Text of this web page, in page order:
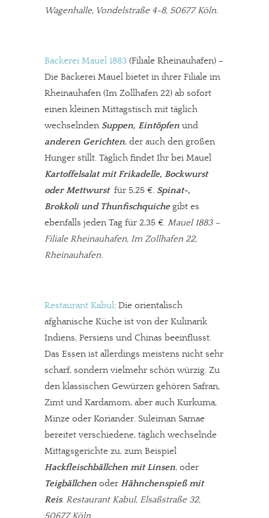
Wagenhalle, Vondelstraße 4-8, 50677 Köln.
Bäckerei Mauel 1883 (Filiale Rheinauhafen) –
Die Bäckerei Mauel bietet in ihrer Filiale im
Rheinauhafen (Im Zollhafen 22) ab sofort
einen kleinen Mittagstisch mit täglich
wechselnden Suppen, Eintöpfen und
anderen Gerichten, der auch den großen
Hunger stillt. Täglich findet Ihr bei Mauel
Kartoffelsalat mit Frikadelle, Bockwurst
oder Mettwurstfür 5,25 €. Spinat-,
Brokkoli und Thunfischquichegibt es
ebenfalls jeden Tag für 2,35 €. Mauel 1883 –
Filiale Rheinauhafen, Im Zollhafen 22,
Rheinauhafen.
Restaurant Kabul: Die orientalisch
afghanische Küche ist von der Kulinarik
Indiens, Persiens und Chinas beeinflusst.
Das Essen ist allerdings meistens nicht sehr
scharf, sondern vielmehr schön würzig. Zu
den klassischen Gewürzen gehören Safran,
Zimt und Kardamom, aber auch Kurkuma,
Minze oder Koriander. Suleiman Samae
bereitet verschiedene, täglich wechselnde
Mittagsgerichte zu, zum Beispiel
Hackfleischbällchen mit Linsen, oder
Teigbällchen oder Hähnchenspieß mit
Reis. Restaurant Kabul, Elsaßstraße 32,
50677 Köln